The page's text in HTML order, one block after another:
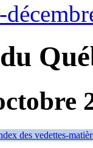
des vedettes-